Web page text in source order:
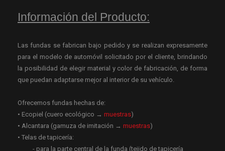
Información del Producto:
Las fundas se fabrican bajo pedido y se realizan expresamente
para el modelo de automóvil solicitado por el cliente, brindando
la posibilidad de elegir material y color de fabricación, de forma
que puedan adaptarse mejor al interior de su vehículo.
Ofrecemos fundas hechas de:
• Ecopiel (cuero ecológico → muestras)
• Alcantara (gamuza de imitación → muestras)
• Telas de tapicería:
- para la parte central de la funda (tejido de tapicería